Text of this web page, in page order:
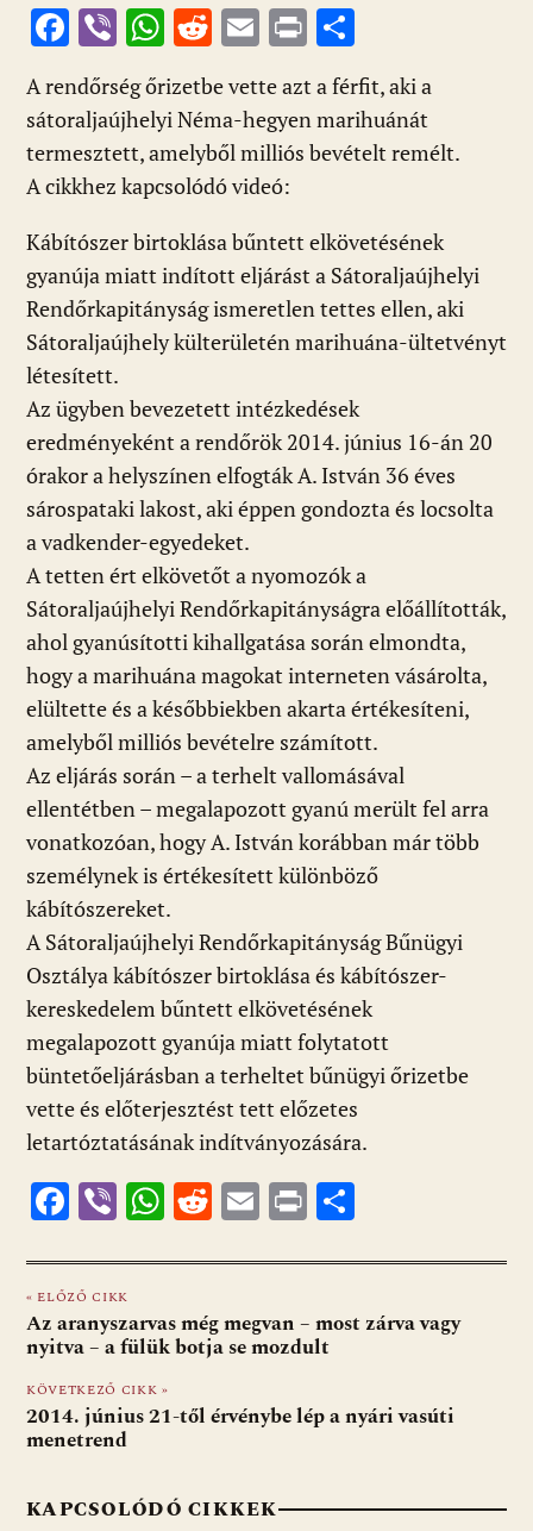
F
ac
e
b
o
k
Vi
b
er
W
h
at
s
A
p
R
d
di
t
E
ai
l
Pr
in
t
ss
za
m
A rendőrség őrizetbe vette azt a férfit, aki a
sátoraljaújhelyi Néma-hegyen marihuánát
termesztett, amelyből milliós bevételt remélt.
A cikkhez kapcsolódó videó:
Kábítószer birtoklása bűntett elkövetésének
gyanúja miatt indított eljárást a Sátoraljaújhelyi
Rendőrkapitányság ismeretlen tettes ellen, aki
Sátoraljaújhely külterületén marihuána-ültetvényt
létesített.
Az ügyben bevezetett intézkedések
eredményeként a rendőrök 2014. június 16-án 20
órakor a helyszínen elfogták A. István 36 éves
sárospataki lakost, aki éppen gondozta és locsolta
a vadkender-egyedeket.
A tetten ért elkövetőt a nyomozók a
Sátoraljaújhelyi Rendőrkapitányságra előállították,
ahol gyanúsítotti kihallgatása során elmondta,
hogy a marihuána magokat interneten vásárolta,
elültette és a későbbiekben akarta értékesíteni,
amelyből milliós bevételre számított.
Az eljárás során – a terhelt vallomásával
ellentétben – megalapozott gyanú merült fel arra
vonatkozóan, hogy A. István korábban már több
személynek is értékesített különböző
kábítószereket.
A Sátoraljaújhelyi Rendőrkapitányság Bűnügyi
Osztálya kábítószer birtoklása és kábítószer-
kereskedelem bűntett elkövetésének
megalapozott gyanúja miatt folytatott
büntetőeljárásban a terheltet bűnügyi őrizetbe
vette és előterjesztést tett előzetes
letartóztatásának indítványozására.
F
e
b
o
o
k
Vi
er
W
at
s
A
p
p
R
d
di
t
E
ai
l
Pr
t za
m
« ELŐZŐ CIKK
Az aranyszarvas még megvan – most zárva vagy
nyitva – a fülük botja se mozdult
KÖVETKEZŐ CIKK »
2014. június 21-től érvénybe lép a nyári vasúti
menetrend
KAPCSOLÓDÓ CIKKEK